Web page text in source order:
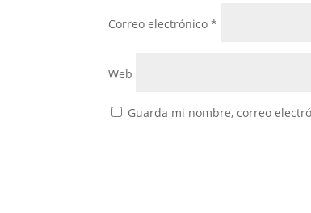
Correo electrónico*
Web
Guarda mi nombre, correo